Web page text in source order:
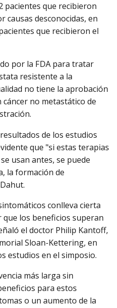
pacientes que recibieron
desconocidas, en
que recibieron el
por la FDA para tratar
resistente a la
no tiene la aprobación
no metastático de
de los estudios
que "si estas terapias
usan antes, se puede
la formación de
conlleva cierta
los beneficios superan
el doctor Philip Kantoff,
Sloan-Kettering, en
estudios en el simposio.
más larga sin
para estos
o un aumento de la